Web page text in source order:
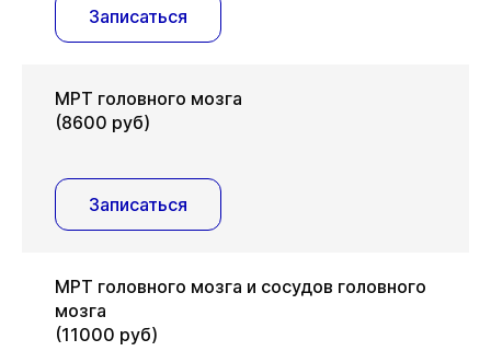
Записаться
МРТ головного мозга
(8600 руб)
Записаться
МРТ головного мозга и сосудов головного
мозга
(11000 руб)